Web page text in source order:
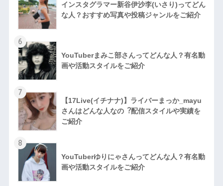
インスタグラマー新谷伊沙李(いさり)ってどん
な⼈？おすすめ写真や投稿ジャンルをご紹介
6
YouTuberまみこ部さんってどんな⼈？有名動
画や活動スタイルをご紹介
7
【17Live(イチナナ)】ライバーまっか_mayu
さんはどんな人なの︖配信スタイルや実績を
ご紹介
8
YouTuberゆりにゃさんってどんな⼈？有名動
画や活動スタイルをご紹介